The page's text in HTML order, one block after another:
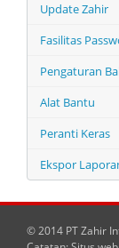
Update Zahir
Fasilitas
Pengaturan
Alat Bantu
Peranti Keras
Ekspor
© 2014 PT Zahir